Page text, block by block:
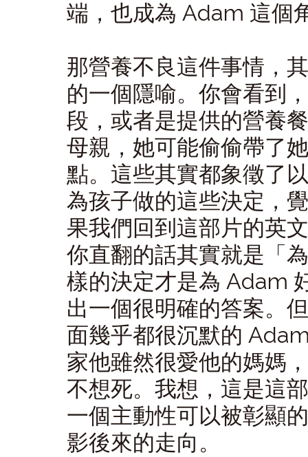
端，也成為 Adam 這個
那營養不良這件事情，
的一個隱喻。你會看到
段，或者是提供的營養
母親，她可能偷偷帶了
點。這些其實都象徵了
為孩子做的這些決定，
果我們回到這部片的英
你直翻的話其實就是「
樣的決定才是為 Adam
出一個很明確的答案。
面幾乎都很沉默的
家他雖然很愛他的媽媽
不想死。我想，這是這
一個主動性可以被彰顯
影後來的走向。